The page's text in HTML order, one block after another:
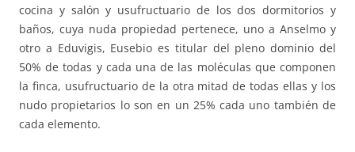
cocina y salón y usufructuario de los dos dormitorios y
baños, cuya nuda propiedad pertenece, uno a Anselmo y
otro a Eduvigis, Eusebio es titular del pleno dominio del
50% de todas y cada una de las moléculas que componen
la finca, usufructuario de la otra mitad de todas ellas y los
nudo propietarios lo son en un 25% cada uno también de
cada elemento.